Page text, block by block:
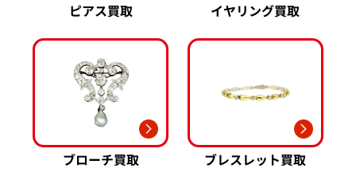
ピアス買取 イヤリング買取
ブローチ買取
ブレスレット買取